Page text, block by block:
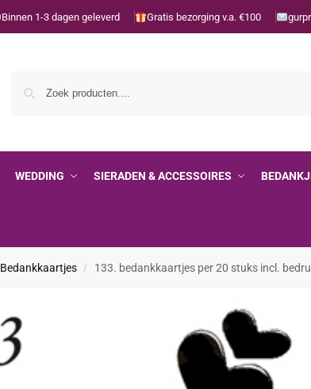
Binnen 1-3 dagen geleverd Gratis bezorging v.a. €100
WEDDING SIERADEN & ACCESSOIRES
Bedankkaartjes / 133. bedankkaartjes per 20 stuks incl.